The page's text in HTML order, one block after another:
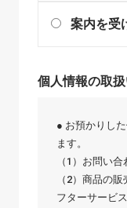
案内を受
個人情報の取
● お預かりし
ます。
（1）お問い
（2）商品の
フターサービ